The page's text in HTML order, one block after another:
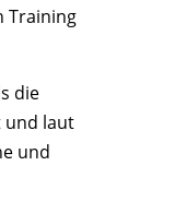
Training
die
und laut
und